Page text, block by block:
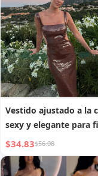
larga
Vestido ajustado a la
sexy y elegante para
superventas en
de estilo europeo y
americano para mujer
$34.83$56.08